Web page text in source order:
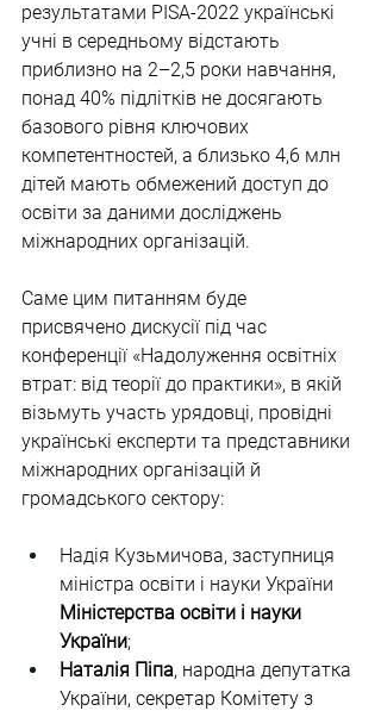
результатами PISA-2022 українські
учні в середньому відстають
приблизно на 2–2,5 роки навчання,
понад 40% підлітків не досягають
базового рівня ключових
компетентностей, а близько 4,6 млн
дітей мають обмежений доступ до
освіти за даними досліджень
міжнародних організацій.
Саме цим питанням буде
присвячено дискусії під час
конференції «Надолуження освітніх
втрат: від теорії до практики», в якій
візьмуть участь урядовці, провідні
українські експерти та представники
міжнародних організацій й
громадського сектору:
Надія Кузьмичова, заступниця
міністра освіти і науки України
Міністерства освіти і науки
України;
Наталія Піпа, народна депутатка
України, секретар Комітету з